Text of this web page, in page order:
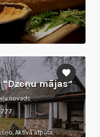
mājas”
novads
Aktīvā atpūta,